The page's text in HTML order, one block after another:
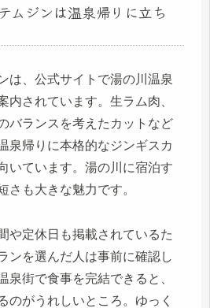
ムジンは温泉帰りに立ち
は、公式サイトで湯の川温泉
内されています。生ラム肉、
バランスを考えたカットなど
泉帰りに本格的なジンギスカ
いています。湯の川に宿泊す
さも大きな魅力です。
や定休日も掲載されているた
ンを選んだ人は事前に確認し
泉街で食事を完結できると、
のがうれしいところ。ゆっく